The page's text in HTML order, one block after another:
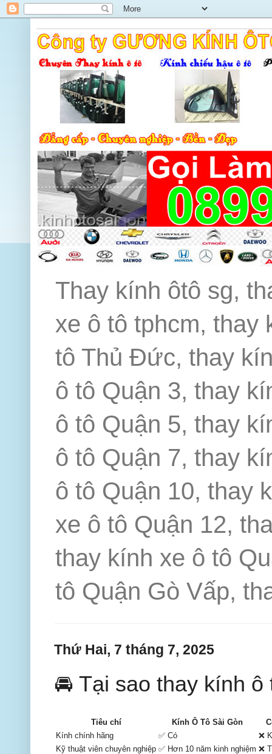
Thay kính ôtô sg,
xe ô tô tphcm, thay
tô Thủ Đức, thay
ô tô Quận 3, thay
ô tô Quận 5, thay
ô tô Quận 7, thay
ô tô Quận 10, thay
xe ô tô Quận 12,
thay kính xe ô tô
tô Quận Gò Vấp,
Thứ Hai, 7 tháng 7, 2025
🚘 Tại sao thay kính
Tiêu chí Kính Ô Tô Sài Gòn
Kính chính hãng
✅ Có
❌
Kỹ thuật viên chuyên nghiệp ✅ Hơn 10 năm kinh nghiệm ❌